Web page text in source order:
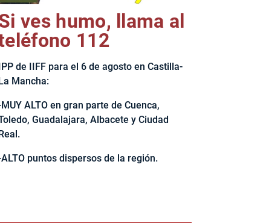
ves humo, llama al
112
IPP de IIFF para el 6 de agosto en Castilla-
La Mancha:
ALTO en gran parte de Cuenca,
Guadalajara, Albacete y Ciudad
Real.
puntos dispersos de la región.